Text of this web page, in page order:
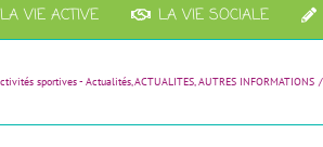
LA VIE ACTIVE LA VIE SOCIALE
sportives - Actualités ACTUALITES AUTRES INFORMATIONS